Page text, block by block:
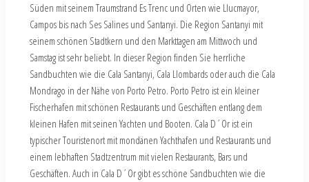
Süden mit seinem Traumstrand Es Trenc und Orten wie Llucmayor,
Campos bis nach Ses Salines und Santanyi. Die Region Santanyi mit
seinem schönen Stadtkern und den Markttagen am Mittwoch und
Samstag ist sehr beliebt. In dieser Region finden Sie herrliche
Sandbuchten wie die Cala Santanyi, Cala Llombards oder auch die Cala
Mondrago in der Nähe von Porto Petro. Porto Petro ist ein kleiner
Fischerhafen mit schönen Restaurants und Geschäften entlang dem
kleinen Hafen mit seinen Yachten und Booten. Cala D´Or ist ein
typischer Touristenort mit mondänen Yachthafen und Restaurants und
einem lebhaften Stadtzentrum mit vielen Restaurants, Bars und
Geschäften. Auch in Cala D´Or gibt es schöne Sandbuchten wie die